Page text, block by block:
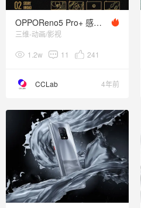
OPPOReno5 Pro+ 感受全方位的超Pro体验
三维-动画/影视
1.2w 11 241
CCLab 4年前